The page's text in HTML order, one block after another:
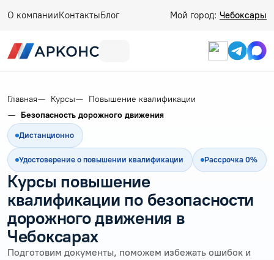
О компанииКонтактыБлог Мой город: Чебоксары
Главная Курсы
Повышение квалификации
Безопасность дорожного движения
Дистанционно
Удостоверение о повышении квалификации Рассрочка 0%
Курсы повышение
квалификации по безопасности
дорожного движения в
Чебоксарах
Подготовим документы, поможем избежать ошибок и